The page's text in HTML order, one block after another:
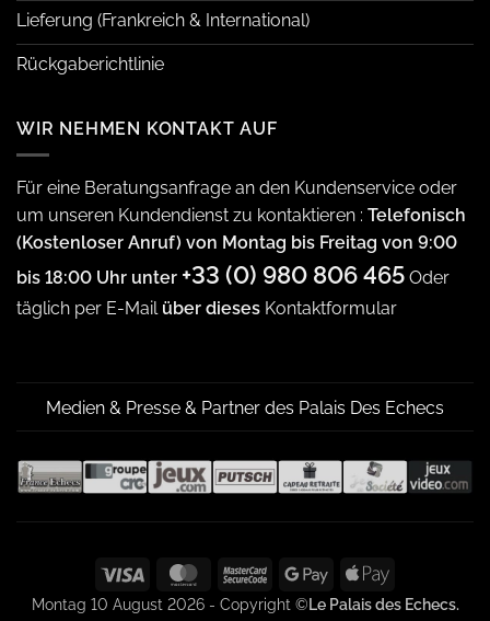
Lieferung (Frankreich & International)
Rückgaberichtlinie
WIR NEHMEN KONTAKT AUF
Für eine Beratungsanfrage an den Kundenservice oder
um unseren Kundendienst zu kontaktieren : Telefonisch
(Kostenloser Anruf) von Montag bis Freitag von 9:00
bis 18:00 Uhr unter +33 (0) 980 806 465 Oder
täglich per E-Mail über dieses Kontaktformular
Medien & Presse & Partner des Palais Des Echecs
Visa MasterCardMasterCard
2
Google
Pay
Apple
Pay
Montag 10 August 2026 - Copyright ©Le Palais des Echecs.